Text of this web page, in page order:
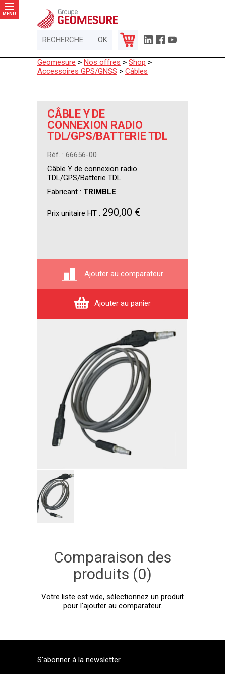
MENU
Geomesure > Nos offres > Shop >
Accessoires GPS/GNSS > Câbles
CÂBLE Y DE
CONNEXION RADIO
TDL/GPS/BATTERIE TDL
Réf. : 66656-00
Câble Y de connexion radio
TDL/GPS/Batterie TDL
Fabricant : TRIMBLE
Prix unitaire HT : 290,00 €
Ajouter au comparateur
Ajouter au panier
Comparaison des
produits (0)
Votre liste est vide, sélectionnez un produit
pour l'ajouter au comparateur.
S'abonner à la newsletter
Panneau de gestion des cookies